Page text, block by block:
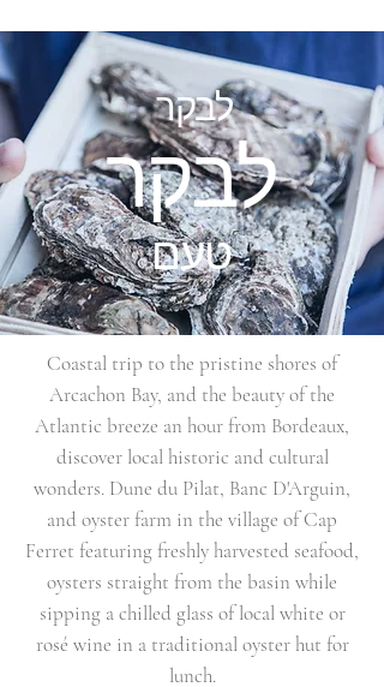
לבקר
לבקר
טעם
Coastal trip to the pristine shores of
Arcachon Bay, and the beauty of the
Atlantic breeze an hour from Bordeaux,
discover local historic and cultural
wonders. Dune du Pilat, Banc D'Arguin,
and oyster farm in the village of Cap
Ferret featuring freshly harvested seafood,
oysters straight from the basin while
sipping a chilled glass of local white or
rosé wine in a traditional oyster hut for
lunch.